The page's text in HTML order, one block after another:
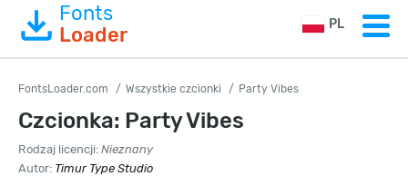
Fonts
Loader
PL
FontsLoader.com Wszystkie czcionki Party Vibes
Czcionka: Party Vibes
Rodzaj licencji: Nieznany
Autor: Timur Type Studio